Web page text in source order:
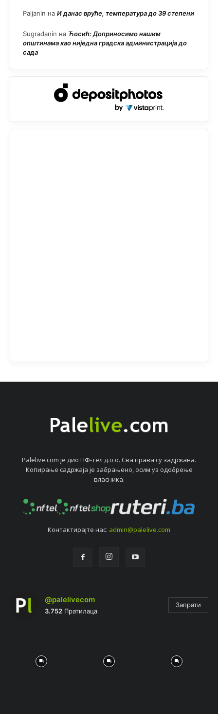
Paljanin на И данас вруће, температура до 39 степени
Sugrađanin на Ћосић: Доприносимо нашим
општинама као ниједна градска администрација до
сада
Palelive.com јe дио НФ-тeл д.о.о. Сва права су задржана.
Копирањe садржаја јe забрањeно, осим уз одобрeњe
власника.
Контактирајтe нас: admin@palelive.com
@palelivecom
3.752 Пратилаца
Запрати